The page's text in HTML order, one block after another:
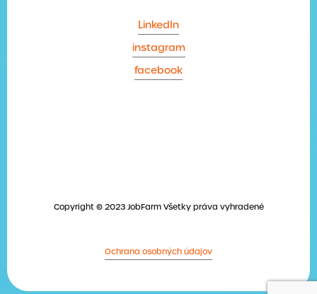
LinkedIn
instagram
facebook
Copyright © 2023 JobFarm Všetky práva vyhradené
Ochrana osobných údajov